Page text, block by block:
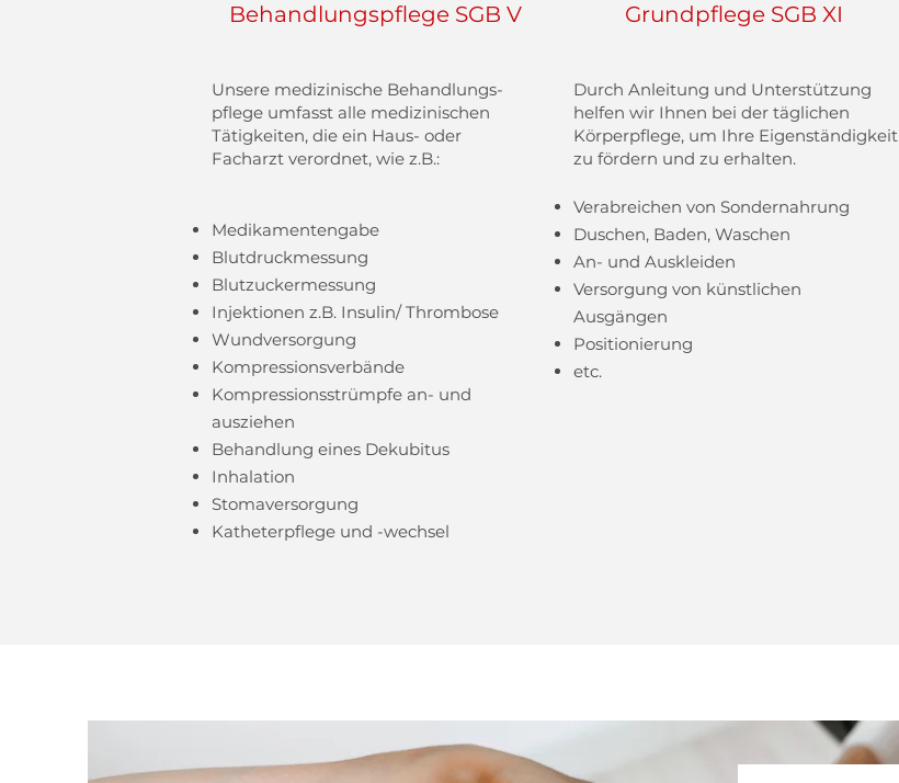
Behandlungspflege SGB V
Unsere medizinische Behandlungs-
pflege umfasst alle medizinischen
Tätigkeiten, die ein Haus- oder
Facharzt verordnet, wie z.B.:
Medikamentengabe
Blutdruckmessung
Blutzuckermessung
Injektionen z.B. Insulin/ Thrombose
Wundversorgung
Kompressionsverbände
Kompressionsstrümpfe an- und
ausziehen
Behandlung eines Dekubitus
Inhalation
Stomaversorgung
Katheterpflege und -wechsel
Grundpflege SGB XI
​Durch Anleitung und Unterstützung
helfen wir Ihnen bei der täglichen
Körperpflege, um Ihre Eigenständigkeit
zu fördern und zu erhalten.
Verabreichen von Sondernahrung
Duschen, Baden, Waschen
An- und Auskleiden
Versorgung von künstlichen
Ausgängen
Positionierung
etc.